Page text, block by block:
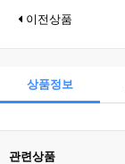
이전상품
상품정보
관련상품